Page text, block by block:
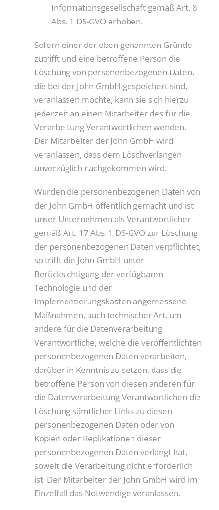
Informationsgesellschaft gemäß Art. 8
Abs. 1 DS-GVO erhoben.
Sofern einer der oben genannten Gründe
zutrifft und eine betroffene Person die
Löschung von personenbezogenen Daten,
die bei der John GmbH gespeichert sind,
veranlassen möchte, kann sie sich hierzu
jederzeit an einen Mitarbeiter des für die
Verarbeitung Verantwortlichen wenden.
Der Mitarbeiter der John GmbH wird
veranlassen, dass dem Löschverlangen
unverzüglich nachgekommen wird.
Wurden die personenbezogenen Daten von
der John GmbH öffentlich gemacht und ist
unser Unternehmen als Verantwortlicher
gemäß Art. 17 Abs. 1 DS-GVO zur Löschung
der personenbezogenen Daten verpflichtet,
so trifft die John GmbH unter
Berücksichtigung der verfügbaren
Technologie und der
Implementierungskosten angemessene
Maßnahmen, auch technischer Art, um
andere für die Datenverarbeitung
Verantwortliche, welche die veröffentlichten
personenbezogenen Daten verarbeiten,
darüber in Kenntnis zu setzen, dass die
betroffene Person von diesen anderen für
die Datenverarbeitung Verantwortlichen die
Löschung sämtlicher Links zu diesen
personenbezogenen Daten oder von
Kopien oder Replikationen dieser
personenbezogenen Daten verlangt hat,
soweit die Verarbeitung nicht erforderlich
ist. Der Mitarbeiter der John GmbH wird im
Einzelfall das Notwendige veranlassen.